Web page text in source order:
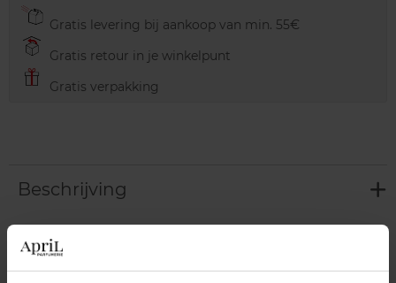
Gratis levering bij aankoop van min. 55€
Gratis retour in je winkelpunt
Gratis verpakking
Beschrijving
Gebruiksadvies